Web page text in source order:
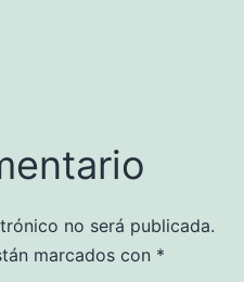
no será publicada.
marcados con *